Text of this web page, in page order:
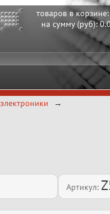
товаров в
на сумму (руб):
Артикул: